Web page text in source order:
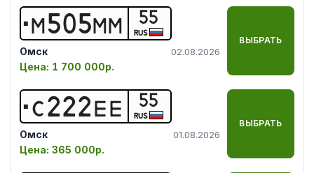
М505ММ 55
RUS
Омск 02.08.2026
Цена: 1 700 000р.
ВЫБРАТЬ
С222ЕЕ 55
RUS
Омск 01.08.2026
Цена: 365 000р.
ВЫБРАТЬ